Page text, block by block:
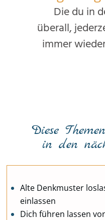
Die du in
überall,
immer
Diese
in den
Alte Denkmuster
einlassen
Dich führen lassen